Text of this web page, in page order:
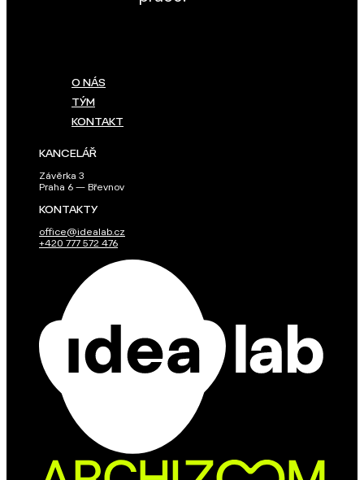
O NÁS
TÝM
KONTAKT
KANCELÁŘ
Závěrka 3
Praha 6 — Břevnov
KONTAKTY
office@idealab.cz
+420 777 572 476